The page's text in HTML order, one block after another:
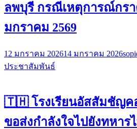
ลพบุรี กรณีเหตุการณ์กรา
มกราคม 2569
12 มกราคม 202614 มกราคม 2026
ประชาสัมพันธ์
🇹🇭 โรงเรียนอัสสัมชัญค
ขอส่งกำลังใจไปยังทหาร